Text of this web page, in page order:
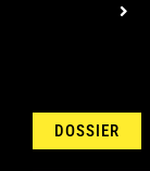
DOSSIER